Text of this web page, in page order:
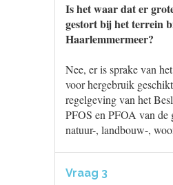
Is het waar dat er
gestort bij het terrein
Haarlemmermeer?
Nee, er is sprake van
voor hergebruik
regelgeving van het
PFOS en PFOA van de
natuur-, landbouw-,
Vraag 3